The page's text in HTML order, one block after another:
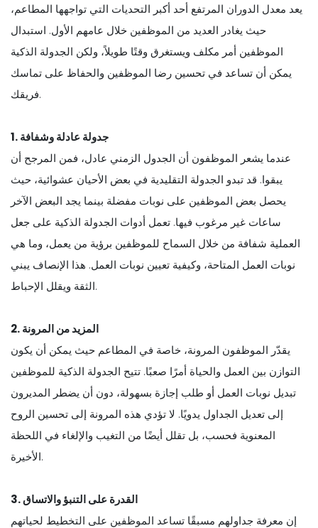
يعد معدل الدوران المرتفع أحد أكبر التحديات التي تواجهها المطاعم،
حيث يغادر العديد من الموظفين خلال عامهم الأول. استبدال
الموظفين أمر مكلف ويستغرق وقتًا طويلاً، ولكن الجدولة الذكية
يمكن أن تساعد في تحسين رضا الموظفين والحفاظ على تماسك
فريقك.
1. جدولة عادلة وشفافة
عندما يشعر الموظفون أن الجدول الزمني عادل، فمن المرجح أن
يبقوا. قد تبدو الجدولة التقليدية في بعض الأحيان عشوائية، حيث
يحصل بعض الموظفين على نوبات مفضلة بينما يجد البعض الآخر
ساعات غير مرغوب فيها. تعمل أدوات الجدولة الذكية على جعل
العملية شفافة من خلال السماح للموظفين برؤية من يعمل، وما هي
نوبات العمل المتاحة، وكيفية تعيين نوبات العمل. هذا الإنصاف يبني
الثقة ويقلل الإحباط.
2. المزيد من المرونة
يقدّر الموظفون المرونة، خاصة في المطاعم حيث يمكن أن يكون
التوازن بين العمل والحياة أمرًا صعبًا. تتيح الجدولة الذكية للموظفين
تبديل نوبات العمل أو طلب إجازة بسهولة، دون أن يضطر المديرون
إلى تعديل الجداول يدويًا. لا تؤدي هذه المرونة إلى تحسين الروح
المعنوية فحسب، بل تقلل أيضًا من التغيب والإلغاء في اللحظة
الأخيرة.
3. القدرة على التنبؤ والاتساق
إن معرفة جداولهم مسبقًا تساعد الموظفين على التخطيط لحياتهم